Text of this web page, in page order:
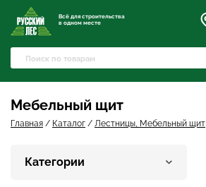
Всё для строительства
в одном месте
Мебельный щит
Главная / Каталог / Лестницы, Мебельный щит
Категории